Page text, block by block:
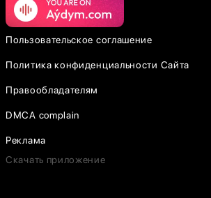
Пользовательское соглашение
Политика конфиденциальности Сайта
Правообладателям
DMCA complain
Реклама
Скачать приложение